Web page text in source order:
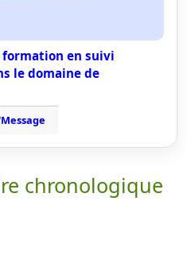
formation en suivi
le domaine de
chronologique